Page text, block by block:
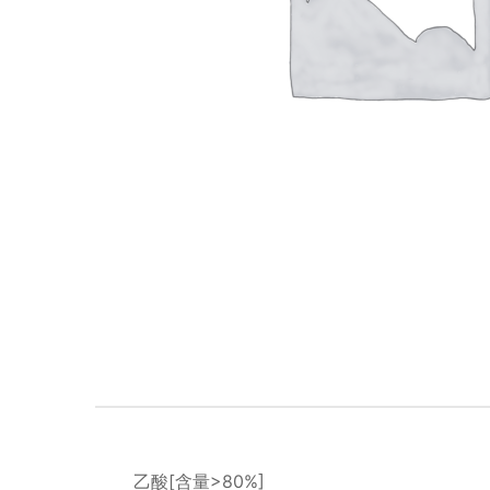
乙酸[含量>80%]